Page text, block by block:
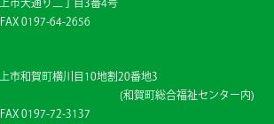
市大通り二丁目3番4号
0197-64-2656
市和賀町横川目10地割20番地3
(和賀町総合福祉センター内)
0197-72-3137